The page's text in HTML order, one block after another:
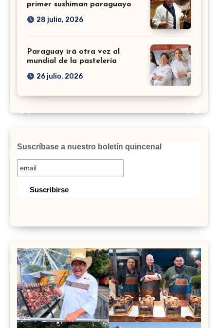
primer sushiman paraguayo
28 julio, 2026
Paraguay irá otra vez al
mundial de la pastelería
26 julio, 2026
Suscríbase a nuestro boletín quincenal